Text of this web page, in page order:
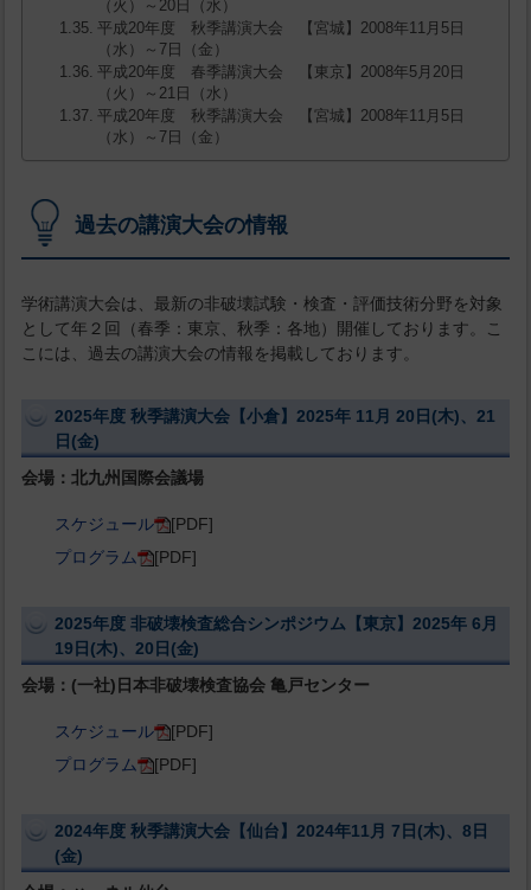
（火）～20日（水）
平成20年度 秋季講演大会 【宮城】2008年11月5日
（水）～7日（金）
平成20年度 春季講演大会 【東京】2008年5月20日
（火）～21日（水）
平成20年度 秋季講演大会 【宮城】2008年11月5日
（水）～7日（金）
過去の講演大会の情報
学術講演大会は、最新の非破壊試験・検査・評価技術分野を対象
として年２回（春季：東京、秋季：各地）開催しております。こ
こには、過去の講演大会の情報を掲載しております。
2025年度 秋季講演大会【小倉】2025年 11月 20日(木)、21
日(金)
会場：北九州国際会議場
スケジュール
[PDF]
プログラム
[PDF]
2025年度 非破壊検査総合シンポジウム【東京】2025年 6月
19日(木)、20日(金)
会場：(一社)日本非破壊検査協会 亀戸センター
スケジュール
[PDF]
プログラム
[PDF]
2024年度 秋季講演大会【仙台】2024年11月 7日(木)、8日
(金)